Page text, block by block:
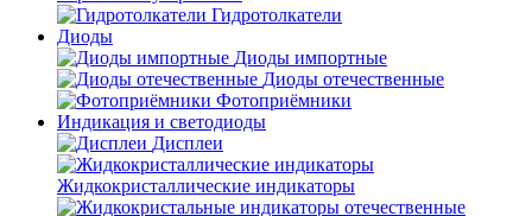
Гидротолкатели
Диоды
Диоды импортные
Диоды отечественные
Фотоприёмники
Индикация и светодиоды
Дисплеи
Жидкокристаллические индикаторы